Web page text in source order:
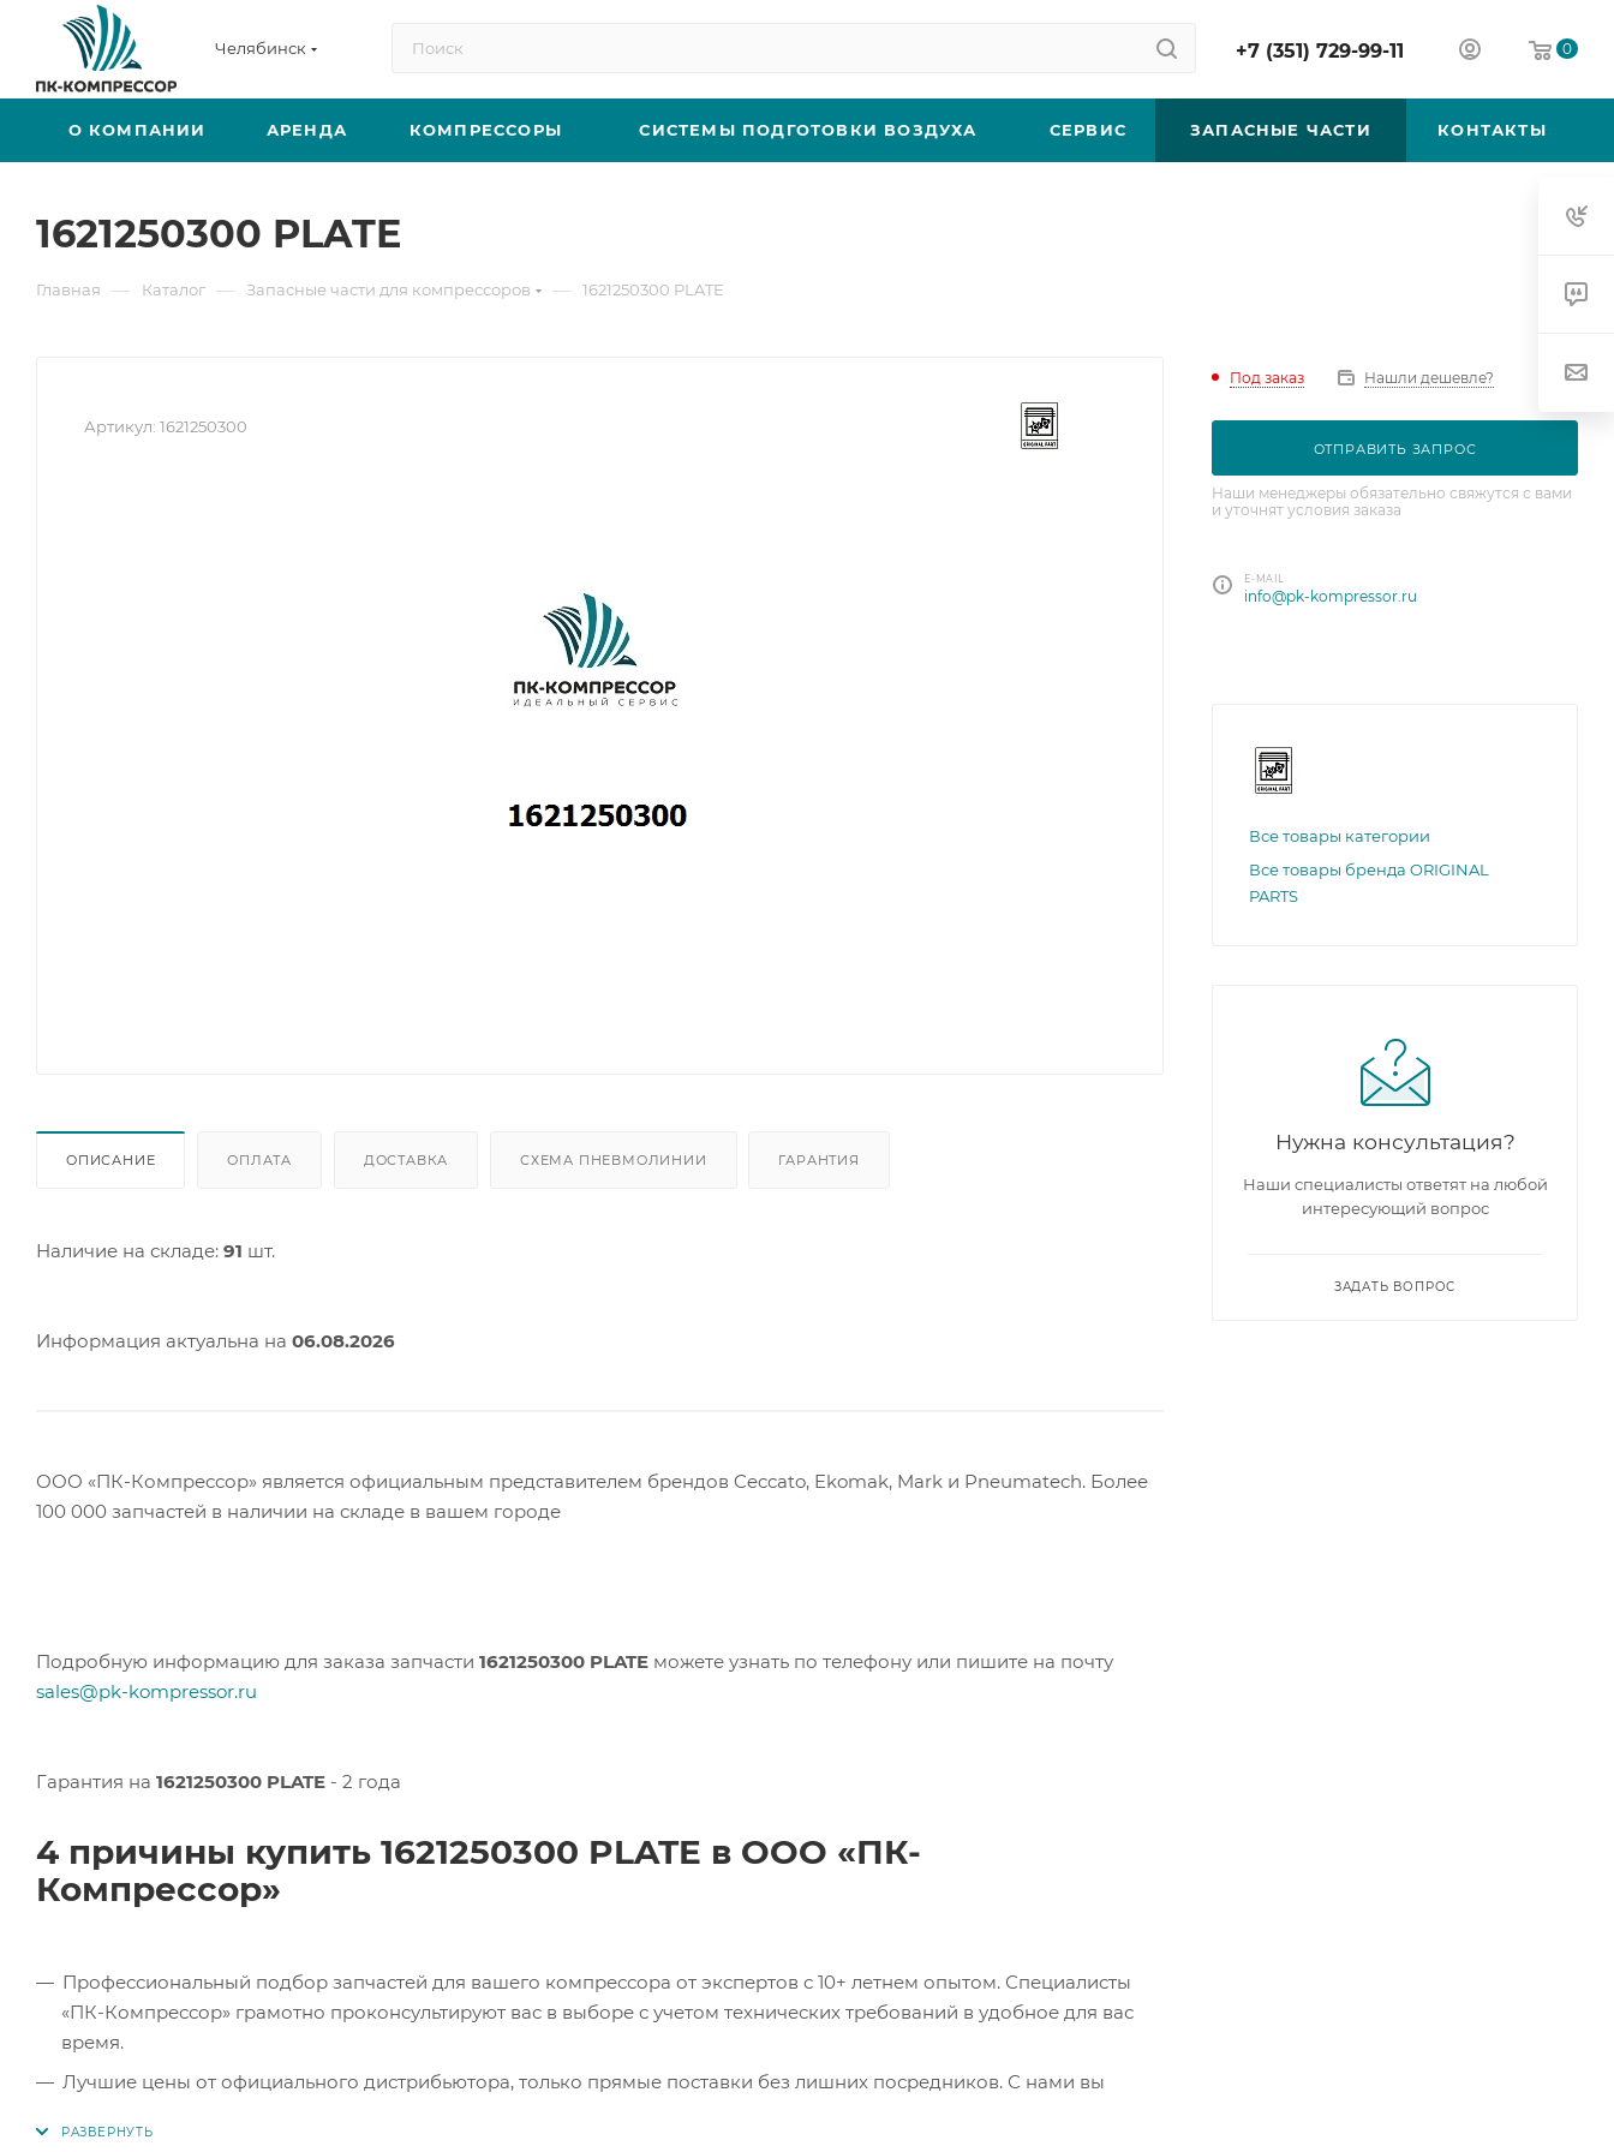
Челябинск +7 (351) 729-99-11 0
О КОМПАНИИ АРЕНДА КОМПРЕССОРЫ СИСТЕМЫ ПОДГОТОВКИ ВОЗДУХА СЕРВИС ЗАПАСНЫЕ ЧАСТИ КОНТАКТЫ
1621250300 PLATE
Главная — Каталог — Запасные части для компрессоров — 1621250300 PLATE
Артикул: 1621250300
ОПИСАНИЕ ОПЛАТА ДОСТАВКА СХЕМА ПНЕВМОЛИНИИ ГАРАНТИЯ
Наличие на складе: 91 шт.
Информация актуальна на 06.08.2026
ООО «ПК-Компрессор» является официальным представителем брендов Ceccato, Ekomak, Mark и Pneumatech. Более
100 000 запчастей в наличии на складе в вашем городе
Подробную информацию для заказа запчасти 1621250300 PLATE можете узнать по телефону или пишите на почту
sales@pk-kompressor.ru
Гарантия на 1621250300 PLATE - 2 года
4 причины купить 1621250300 PLATE в ООО «ПК-
Компрессор»
Профессиональный подбор запчастей для вашего компрессора от экспертов с 10+ летнем опытом. Специалисты
«ПК-Компрессор» грамотно проконсультируют вас в выборе с учетом технических требований в удобное для вас
время.
Лучшие цены от официального дистрибьютора, только прямые поставки без лишних посредников. С нами вы
Под заказ Нашли дешевле?
ОТПРАВИТЬ ЗАПРОС
Наши менеджеры обязательно свяжутся с вами
и уточнят условия заказа
E-MAIL
info@pk-kompressor.ru
Все товары категории
Все товары бренда ORIGINAL
PARTS
Нужна консультация?
Наши специалисты ответят на любой
интересующий вопрос
ЗАДАТЬ ВОПРОС